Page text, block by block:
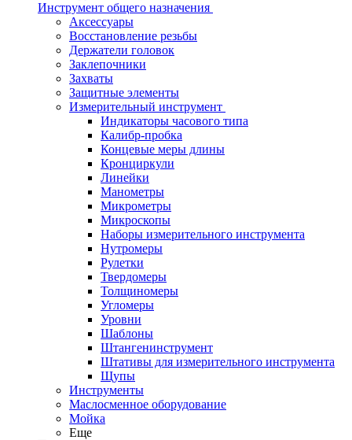
Инструмент общего назначения
Аксессуары
Восстановление резьбы
Держатели головок
Заклепочники
Захваты
Защитные элементы
Измерительный инструмент
Индикаторы часового типа
Калибр-пробка
Концевые меры длины
Кронциркули
Линейки
Манометры
Микрометры
Микроскопы
Наборы измерительного инструмента
Нутромеры
Рулетки
Твердомеры
Толщиномеры
Угломеры
Уровни
Шаблоны
Штангенинструмент
Штативы для измерительного инструмента
Щупы
Инструменты
Маслосменное оборудование
Мойка
Еще